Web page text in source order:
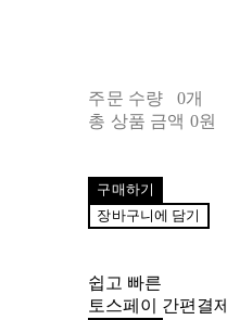
주문 수량
0개
총 상품 금액 0원
구매하기
장바구니에 담기
쉽고 빠른
토스페이 간편결제